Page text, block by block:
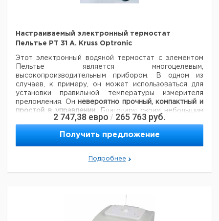
0.0 -
Настраиваемый электронный термостат
Пельтье PT 31 A. Kruss Optronic
Этот электронный водяной термостат с элементом
Пельтье является многоцелевым,
высокопроизводительным прибором. В одном из
случаев, к примеру, он может использоваться для
установки правильной температуры измерителя
преломления. Он невероятно прочный, компактный и
простой в управлении.
Благодаря своим небольшим
габаритам он не занимает ценного места в
лаборатории.
Характеристики
Погрешность температуры:
±0.2°C
Разрешение:
0.1°C
Мощность охлаждения:
15 Вт
2 747,38 евро / 265 763 руб.
Получить предложение
Подробнее